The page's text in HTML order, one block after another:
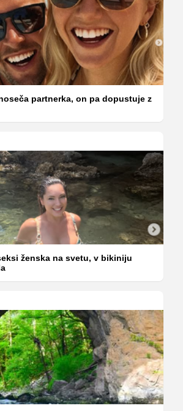
partnerka, on pa dopustuje z
ženska na svetu, v bikiniju